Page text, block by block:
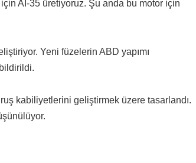
için AI-35 üretiyoruz. Şu anda bu motor için
Yeni füzelerin ABD yapımı
kabiliyetlerini geliştirmek üzere tasarlandı.